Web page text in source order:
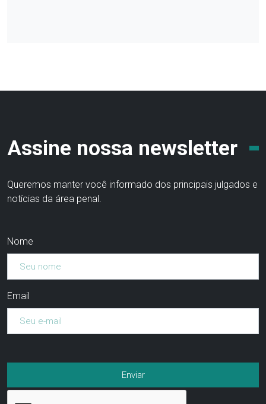
Assine nossa newsletter
Queremos manter você informado dos principais julgados e
notícias da área penal.
Nome
Email